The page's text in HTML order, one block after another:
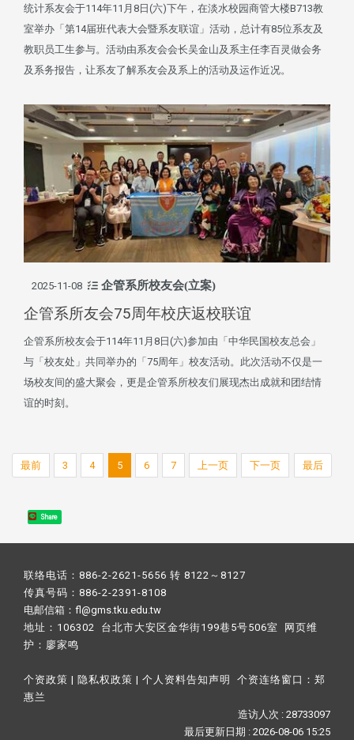
统计系友会于114年11月8日(六)下午，在淡水校园商管大楼B713教
室举办「第14届班代表大会暨系友联谊」活动，总计有85位系友及
教职员工生参与。活动由系友会会长吴金山及系主任李百灵做会务
及系务报告，让系友了解系友会及系上的活动及运作近况。
2025-11-08 企管系所校友会(立案)
企管系所友会75周年校庆返校联谊
企管系所校友会于114年11月8日(六)参加由「中华民国校友总会」
与「校友处」共同举办的「75周年」校友活动。此次活动不仅是一
场校友间的盛大聚会，更是企管系所校友们展现杰出成就和团结情
谊的时刻。
最前 3 4 5 6 7 上一页 下一页 最后
Share
联络电话：886-2-2621-5656 转 8122～8127
传真号码：886-2-2391-8108
电邮信箱：fl@gms.tku.edu.tw
地址：106302 台北市大安区金华街199巷5号506室 网页维
护： 廖家鸣​
个资政策 | 隐私权政策 | 个人资料告知声明 个资连络窗口： 郑
惠兰
造访人次 : 28733097
最后更新日期 :2026-08-06 15:25